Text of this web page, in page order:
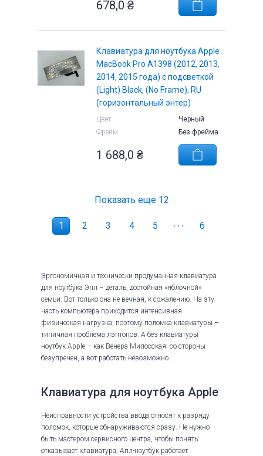
678,0 ₴
Клавиатура для ноутбука Apple
MacBook Pro A1398 (2012, 2013,
2014, 2015 года) с подсветкой
(Light) Black, (No Frame), RU
(горизонтальный энтер)
Цвет
Черный
Фрейм
Без фрейма
1 688,0 ₴
Показать еще 12
1 2 3 4 5 6
Эргономичная и технически продуманная клавиатура
для ноутбука Эпл – деталь, достойная «яблочной»
семьи. Вот только она не вечная, к сожалению. На эту
часть компьютера приходится интенсивная
физическая нагрузка, поэтому поломка клавиатуры –
типичная проблема лэптопов. А без клавиатуры
ноутбук Apple – как Венера Милосская: со стороны
безупречен, а вот работать невозможно.
Клавиатура для ноутбука Apple
Неисправности устройства ввода относят к разряду
поломок, которые обнаруживаются сразу. Не нужно
быть мастером сервисного центра, чтобы понять:
отказывает клавиатура, Апл-ноутбук работает